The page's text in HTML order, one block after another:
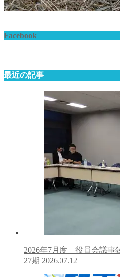
Facebook
最近の記事
2026年7月度 役員会議事
27期 2026.07.12